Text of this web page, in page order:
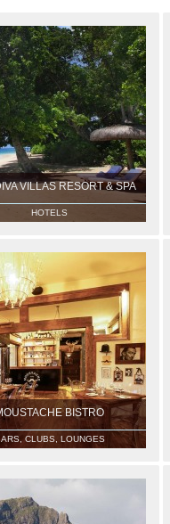
VILLAS RESORT & SPA
HOTELS
BISTRO
CLUBS, LOUNGES